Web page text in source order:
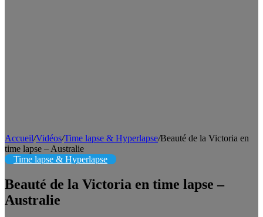
Accueil/Vidéos/Time lapse & Hyperlapse/Beauté de la Victoria en
time lapse – Australie
Time lapse & Hyperlapse
Beauté de la Victoria en time lapse –
Australie